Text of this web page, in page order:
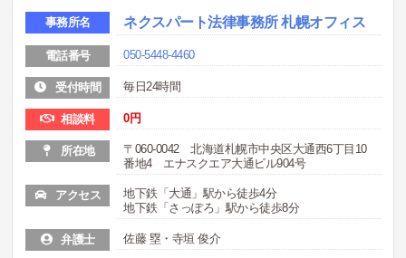
事務所名 ネクスパート法律事務所 札幌オフィス
電話番号 050-5448-4460
受付時間 毎日24時間
相談料 0円
所在地
〒060-0042 北海道札幌市中央区大通西6丁目10
番地4 エナスクエア大通ビル904号
アクセス
地下鉄「大通」駅から徒歩4分
地下鉄「さっぽろ」駅から徒歩8分
弁護士 佐藤 塁・寺垣 俊介